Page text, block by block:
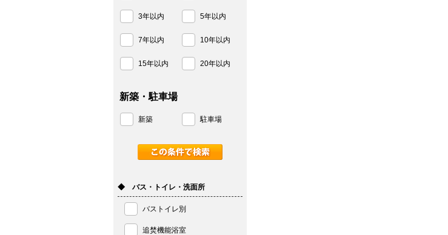
3年以内 5年以内
7年以内 10年以内
15年以内 20年以内
新築・駐車場
新築 駐車場
◆ バス・トイレ・洗面所
バストイレ別
追焚機能浴室